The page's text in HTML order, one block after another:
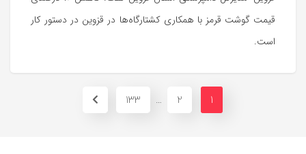
قیمت گوشت قرمز با همکاری کشتارگاه‌ها در قزوین در دستور کار
است.
1
2
…
133